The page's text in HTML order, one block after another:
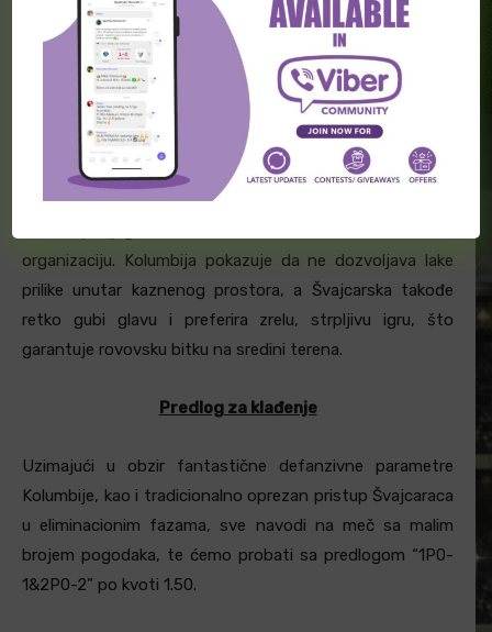
Švajcarske, kao i
Luis Suarez, Jefferson Lermai
sa strane Kolumbije uvek mogu da budu nezgodni i
da naprave prevagu na terenu.
Očekivanja od utakmice
S obzirom na to da je ulog ogroman, očekuje se utakmica
organizaciju. Kolumbija pokazuje da ne dozvoljava lake
prilike unutar kaznenog prostora, a Švajcarska takođe
retko gubi glavu i preferira zrelu, strpljivu igru, što
garantuje rovovsku bitku na sredini terena.
Predlog za klađenje
Uzimajući u obzir fantastične defanzivne parametre
Kolumbije, kao i tradicionalno oprezan pristup Švajcaraca
u eliminacionim fazama, sve navodi na meč sa malim
brojem pogodaka, te ćemo probati sa predlogom “1P0-
1&2P0-2” po kvoti 1.50.